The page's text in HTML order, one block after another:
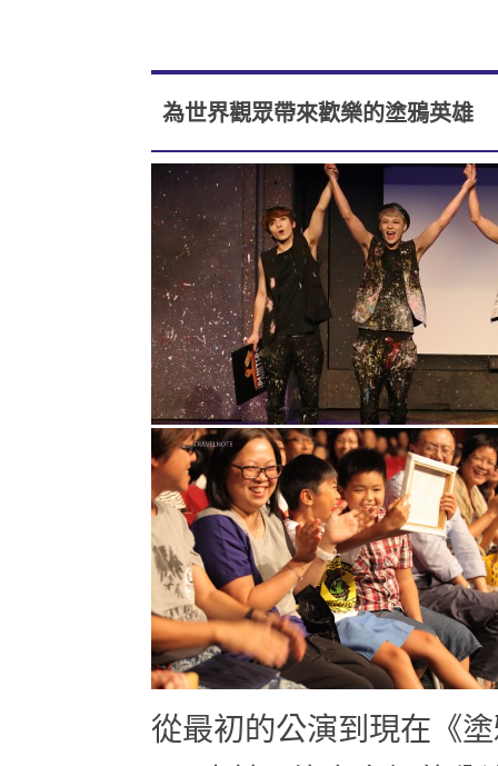
為世界觀眾帶來歡樂的塗鴉英雄
從最初的公演到現在《